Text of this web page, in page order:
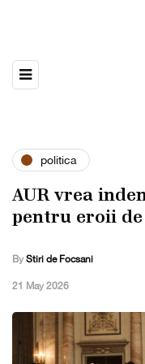
politica
AUR vrea
pentru eroii
By Stiri de Focsani
,21 May 2026